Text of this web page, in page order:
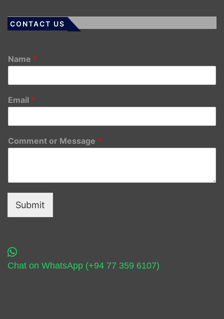
CONTACT US
Name *
Email *
Comment or Message *
Submit
Chat on WhatsApp (+94 77 359 6107)